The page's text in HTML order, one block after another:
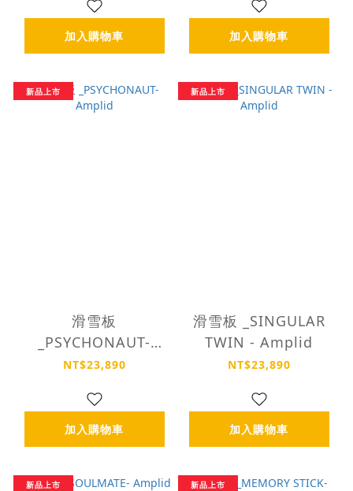
加入購物車 加入購物車
新品上市
滑雪板
_PSYCHONAUT-
Amplid
NT$23,890
加入購物車
新品上市
滑雪板 _SINGULAR
TWIN - Amplid
NT$23,890
加入購物車
新品上市 新品上市